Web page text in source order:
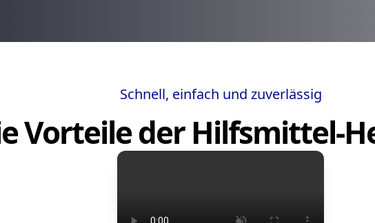
Schnell, einfach und zuverlässig
Vorteile der Hilfsmittel-